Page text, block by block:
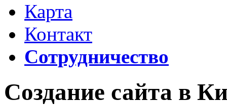
Карта
Контакт
Сотрудничество
Создание сайта в